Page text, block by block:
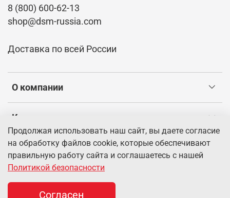
О компании
Клиентам
Информация
8 (800) 600-62-13
shop@dsm-russia.com
Доставка по всей России
© 2026 Интернет-магазин dsm-russia.com.
товарах, указанная на сайте, имеет справочный характер и не
Продолжая использовать наш сайт, вы даете согласие
на обработку файлов cookie, которые обеспечивают
правильную работу сайта и соглашаетесь с нашей
Политикой безопасности
Согласен